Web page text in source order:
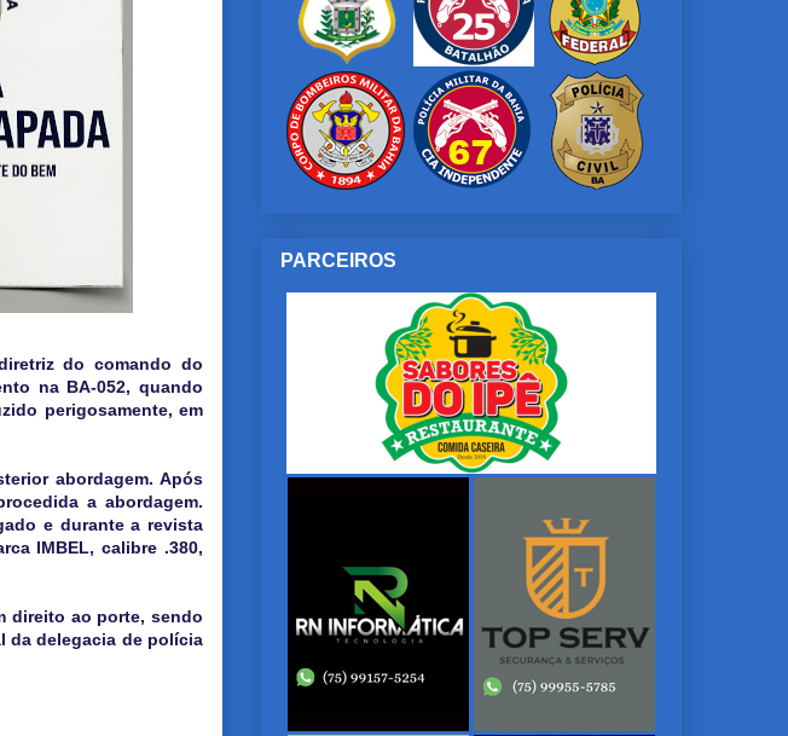
do comando do
na BA-052, quando
perigosamente, em
abordagem. Após
a abordagem.
e durante a revista
IMBEL, calibre .380,
direito ao porte, sendo
da delegacia de polícia
PARCEIROS